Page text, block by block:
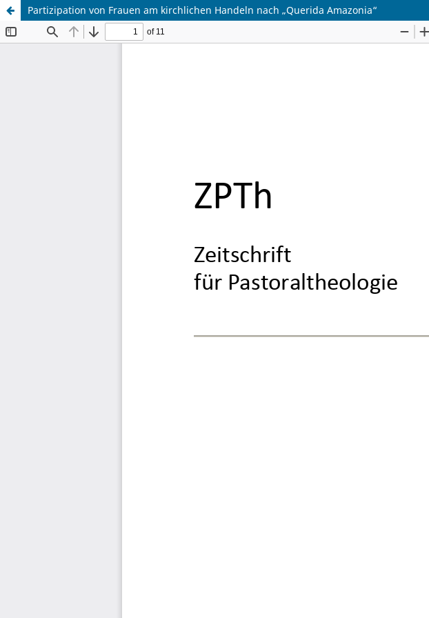
Partizipation von Frauen am kirchlichen Handeln nach „Querida Amazonia“